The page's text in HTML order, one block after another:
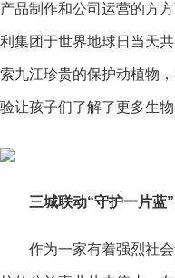
产品制作和公司运营的方
利集团于世界地球日当天
索九江珍贵的保护动植物
验让孩子们了解了更多生
三城联动“守护一片蓝”
作为一家有着强烈社